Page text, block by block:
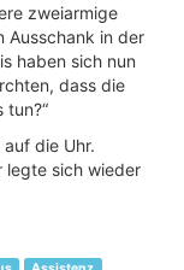
zweiarmige
Ausschank in der
haben sich nun
dass die
tun?“
die Uhr.
legte sich wieder